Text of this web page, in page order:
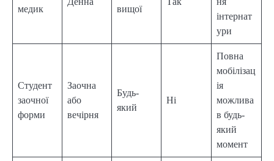
медик
вищої
інтернат
ури
Студент
заочної
форми
Заочна
або
вечірня
Будь-
який
Ні
Повна
мобілізац
ія
можлива
в будь-
який
момент